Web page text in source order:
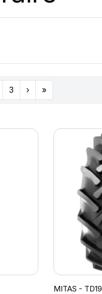
3 › »
MITAS - TD19